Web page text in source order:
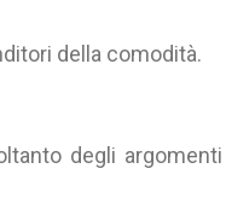
della comodità.
degli